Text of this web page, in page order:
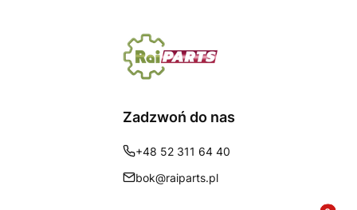
Zadzwoń do nas
+48 52 311 64 40
bok@raiparts.pl